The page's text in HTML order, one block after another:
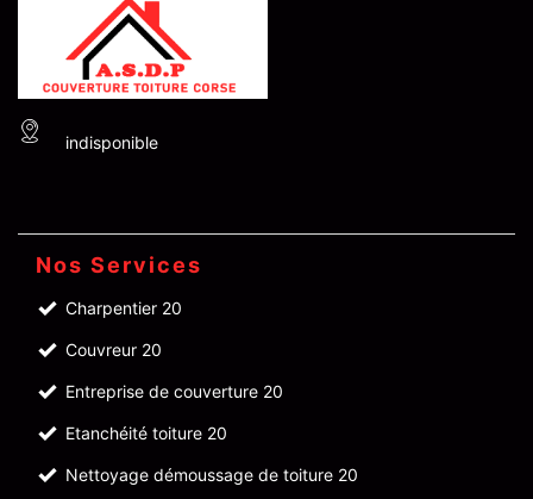
indisponible
Nos Services
Charpentier 20
Couvreur 20
Entreprise de couverture 20
Etanchéité toiture 20
Nettoyage démoussage de toiture 20